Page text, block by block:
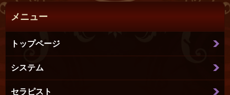
メニュー
トップページ
システム
セラピスト